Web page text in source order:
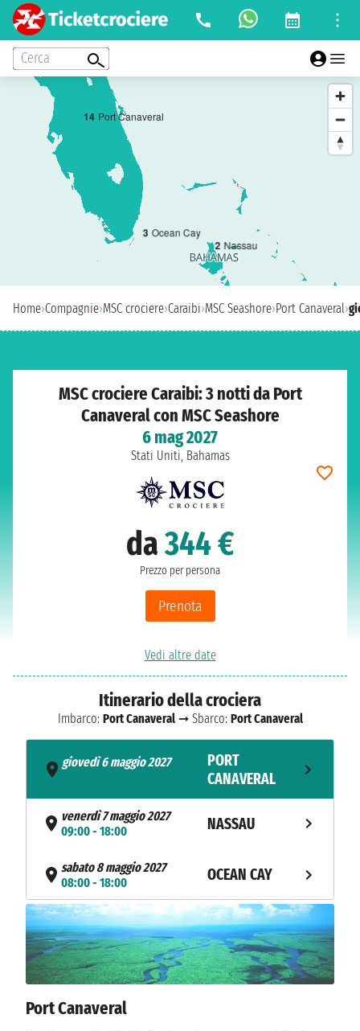
Cerca
14 Port Canaveral
2 Nassau
3 Ocean Cay
Home›Compagnie›MSC crociere›Caraibi›MSC Seashore›Port Canaveral›
MSC crociere Caraibi: 3 notti da Port
Canaveral con MSC Seashore
6 mag 2027
Stati Uniti, Bahamas
da344 €
Prezzo per persona
Prenota
Vedi altre date
Itinerario della crociera
Imbarco: Port Canaveral➞ Sbarco: Port Canaveral
giovedì 6 maggio 2027
PORT
CANAVERAL
venerdì 7 maggio 2027
09:00 - 18:00
NASSAU
sabato 8 maggio 2027
08:00 - 18:00
OCEAN CAY
domenica 9 maggio 2027
07:00
PORT
CANAVERAL
Port Canaveral